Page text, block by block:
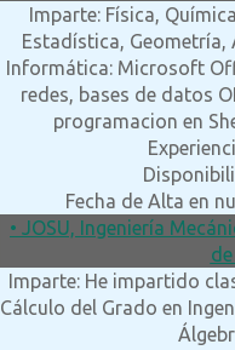
Imparte: Física,
Estadística, Geometría,
Informática: Microsoft
redes, bases de datos
programacion en
Fecha de Alta en
• JOSU, Ingeniería
Imparte: He impartido
Cálculo del Grado en